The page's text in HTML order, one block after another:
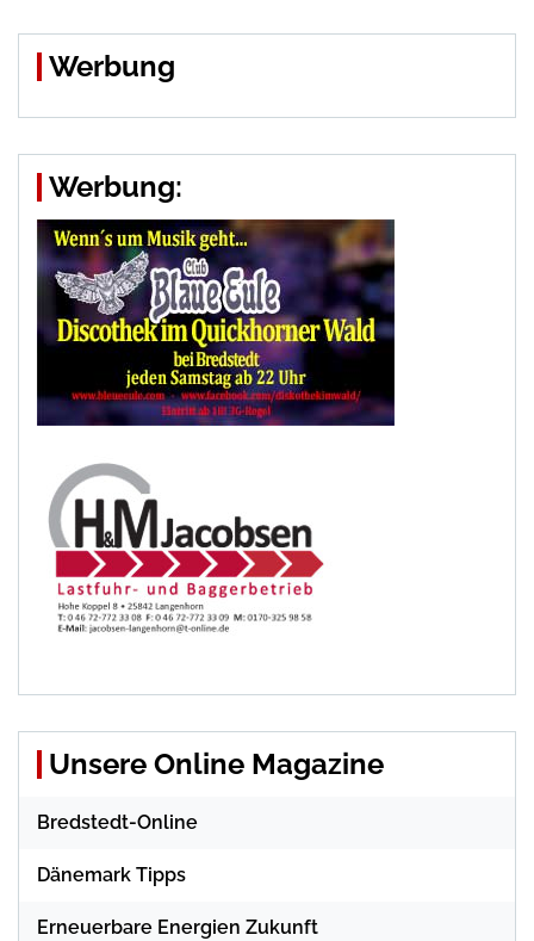
Werbung
Werbung:
Unsere Online Magazine
Bredstedt-Online
Dänemark Tipps
Erneuerbare Energien Zukunft